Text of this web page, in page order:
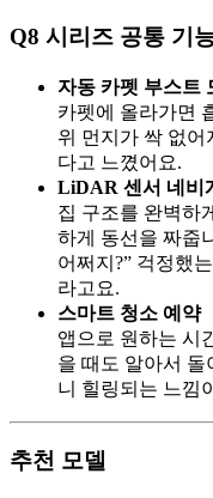
Q8 시리즈 공통 기
자동 카펫 부스트
카펫에 올라가면
위 먼지가 싹 없
다고 느꼈어요.
LiDAR 센서 네비
집 구조를 완벽하
하게 동선을 짜줍
어쩌지?” 걱정했
라고요.
스마트 청소 예약
앱으로 원하는 시
을 때도 알아서 돌
니 힐링되는 느낌
추천 모델